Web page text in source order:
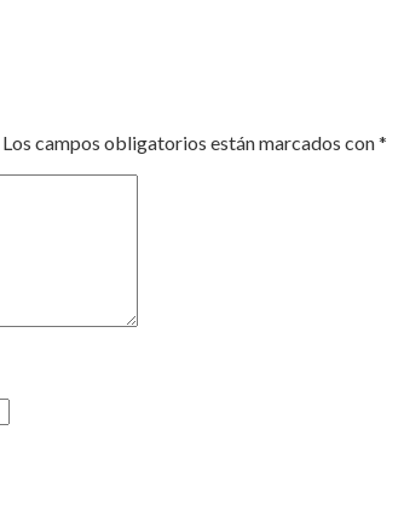
Los campos obligatorios están marcados con*